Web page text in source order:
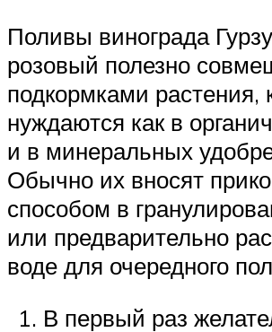
Поливы винограда
розовый полезно
подкормками растения,
нуждаются как в
и в минеральных
Обычно их вносят
способом в
или предварительно
воде для очередного
В первый раз